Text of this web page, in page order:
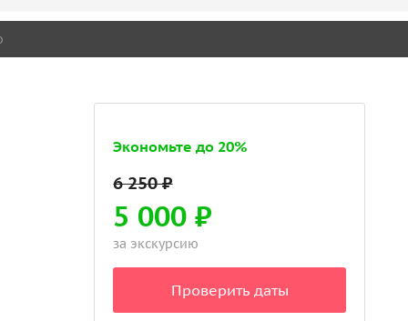
Экономьте до 20%
5 000 ₽
за экскурсию
Проверить даты